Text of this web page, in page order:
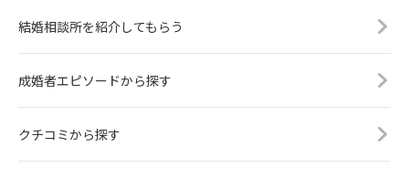
結婚相談所を紹介してもらう
成婚者エピソードから探す
クチコミから探す